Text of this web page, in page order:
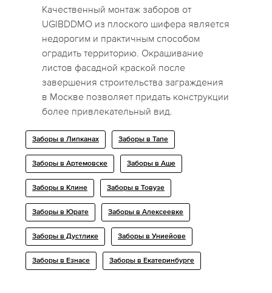
Качественный монтаж заборов от
UGIBDDMO из плоского шифера является
недорогим и практичным способом
оградить территорию. Окрашивание
листов фасадной краской после
завершения строительства заграждения
в Москве позволяет придать конструкции
более привлекательный вид.
Заборы в Липканах Заборы в Тапе
Заборы в Артемовске Заборы в Аше
Заборы в Клине Заборы в Товузе
Заборы в Юрате Заборы в Алексеевке
Заборы в Дустлике Заборы в Униейове
Заборы в Езнасе Заборы в Екатеринбурге